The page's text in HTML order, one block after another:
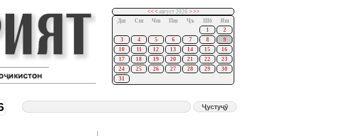
<< <август 2026 > >>
Дш
Сш Чш Пш Ҷъ Шб
Яш
1
2
3
4 5 6 7 8
9
10
11 12 13 14 15
16
17
18 19 20 21 22
23
24
25 26 27 28 29
30
31